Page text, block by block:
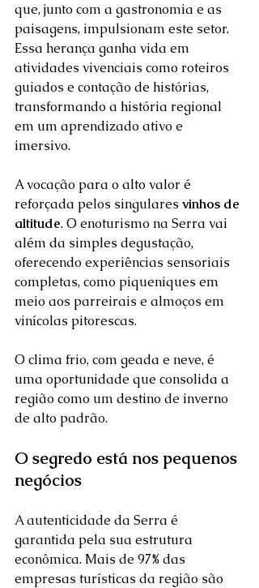
que, junto com a gastronomia e as
paisagens, impulsionam este setor.
Essa herança ganha vida em
atividades vivenciais como roteiros
guiados e contação de histórias,
transformando a história regional
em um aprendizado ativo e
imersivo.
A vocação para o alto valor é
reforçada pelos singulares vinhos de
altitude. O enoturismo na Serra vai
além da simples degustação,
oferecendo experiências sensoriais
completas, como piqueniques em
meio aos parreirais e almoços em
vinícolas pitorescas.
O clima frio, com geada e neve, é
uma oportunidade que consolida a
região como um destino de inverno
de alto padrão.
O segredo está nos pequenos
negócios
A autenticidade da Serra é
garantida pela sua estrutura
econômica. Mais de 97% das
empresas turísticas da região são